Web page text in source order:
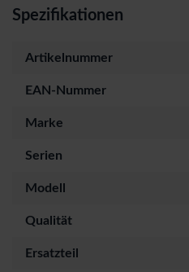
Spezifikationen
Artikelnummer
EAN-Nummer
Marke
Serien
Modell
Qualität
Ersatzteil